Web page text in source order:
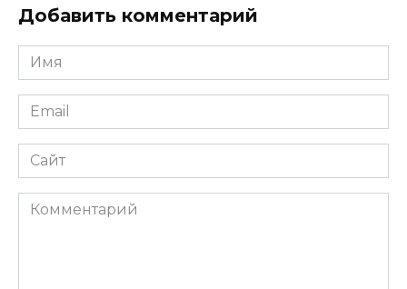
Добавить комментарий
Имя
*
Email
*
Сайт
Комментарий